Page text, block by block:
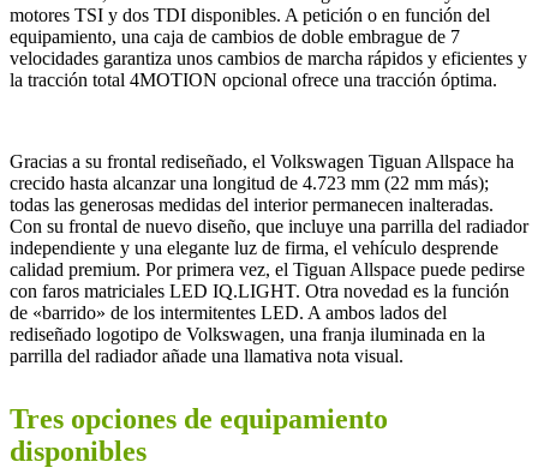
motores TSI y dos TDI disponibles. A petición o en función del
equipamiento, una caja de cambios de doble embrague de 7
velocidades garantiza unos cambios de marcha rápidos y eficientes y
la tracción total 4MOTION opcional ofrece una tracción óptima.
Gracias a su frontal rediseñado, el Volkswagen Tiguan Allspace ha
crecido hasta alcanzar una longitud de 4.723 mm (22 mm más);
todas las generosas medidas del interior permanecen inalteradas.
Con su frontal de nuevo diseño, que incluye una parrilla del radiador
independiente y una elegante luz de firma, el vehículo desprende
calidad premium. Por primera vez, el Tiguan Allspace puede pedirse
con faros matriciales LED IQ.LIGHT. Otra novedad es la función
de «barrido» de los intermitentes LED. A ambos lados del
rediseñado logotipo de Volkswagen, una franja iluminada en la
parrilla del radiador añade una llamativa nota visual.
Tres opciones de equipamiento
disponibles